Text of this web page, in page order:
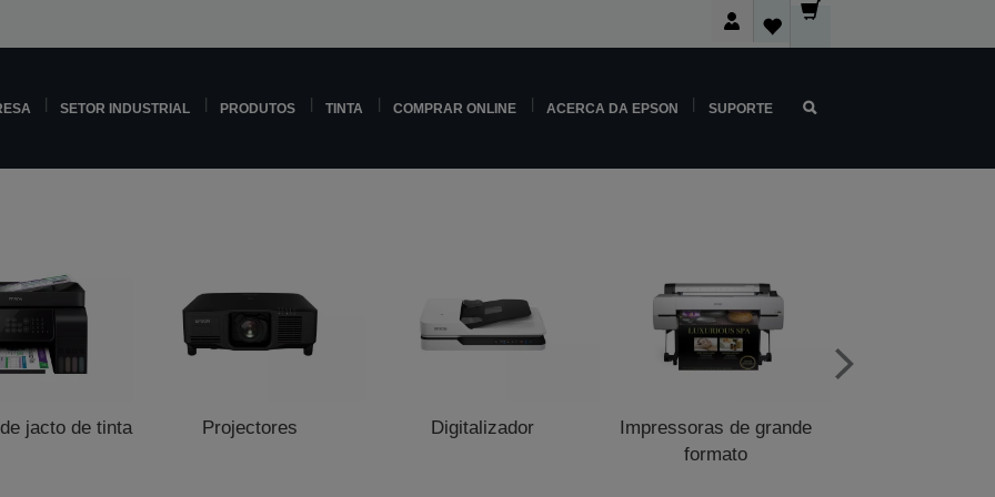
SETOR INDUSTRIAL PRODUTOS TINTA COMPRAR ONLINE ACERCA DA EPSON SUPORTE
jacto de tinta Projectores Digitalizador
Impressoras de grande
formato